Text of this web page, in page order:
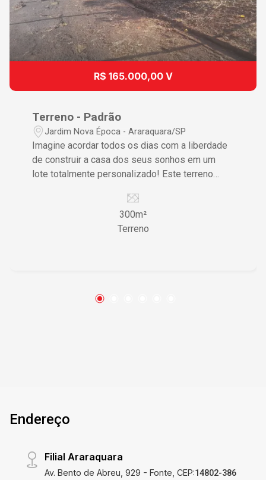
R$ 165.000,00 V
Terreno - Padrão
Jardim Nova Época - Araraquara/SP
Imagine acordar todos os dias com a liberdade
de construir a casa dos seus sonhos em um
lote totalmente personalizado! Este terreno
Época em Araraquara/SP, é a tela em branco
ideal para quem sonha em criar um lar sob
medida ou investir em um lucrativo projeto
Oportunidade para criar áreas de lazer
suas opções de design, permitindo que você
maximize a utilização do espaço e personalize
distribuição dos ambientes. Investir aqui
significa garantir um patrimônio que pode se
300m²
Terreno
Endereço
Filial Araraquara
Av. Bento de Abreu, 929 - Fonte, CEP:14802-386